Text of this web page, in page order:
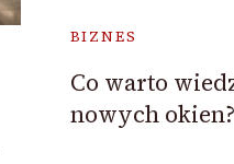
BIZNES
Co warto
nowych okien?